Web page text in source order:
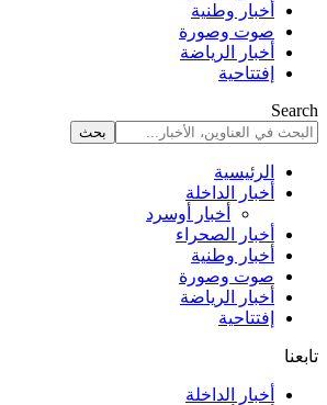
أخبار وطنية
صوت وصورة
أخبار الرياضة
إفتتاحية
Search
الرئيسية
أخبار الداخلة
أخبار أوسرد
أخبار الصحراء
أخبار وطنية
صوت وصورة
أخبار الرياضة
إفتتاحية
تابعنا
أخبار الداخلة